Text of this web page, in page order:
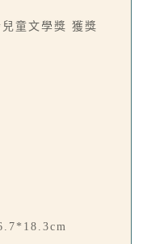
童文學獎 獲獎